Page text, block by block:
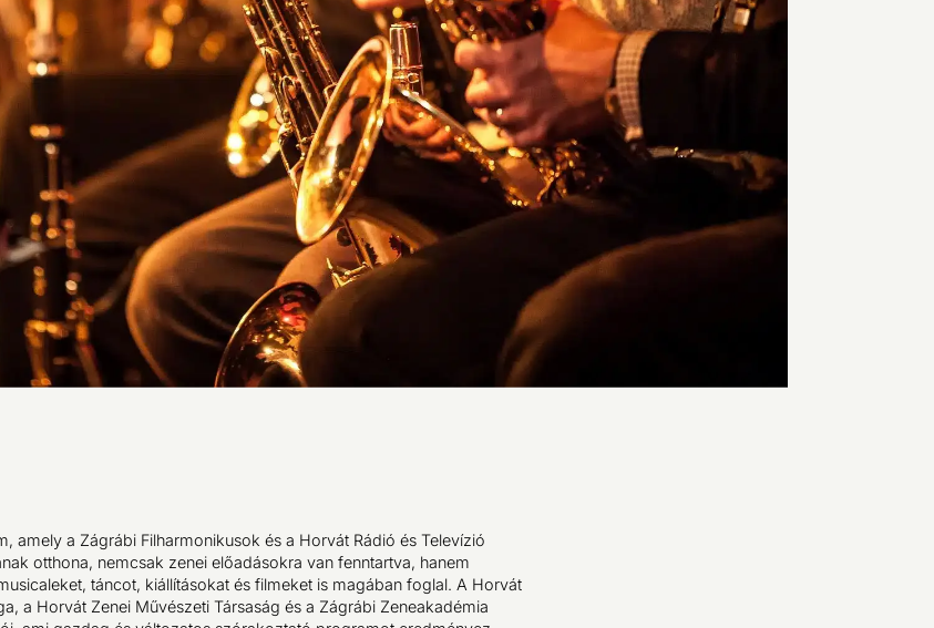
amely a Zágrábi Filharmonikusok és a Horvát Rádió és Televízió
otthona, nemcsak zenei előadásokra van fenntartva, hanem
táncot, kiállításokat és filmeket is magában foglal. A Horvát
a Horvát Zenei Művészeti Társaság és a Zágrábi Zeneakadémia